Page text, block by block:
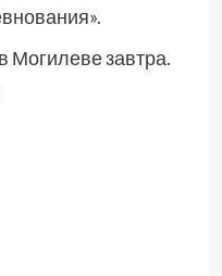
Могилеве завтра.